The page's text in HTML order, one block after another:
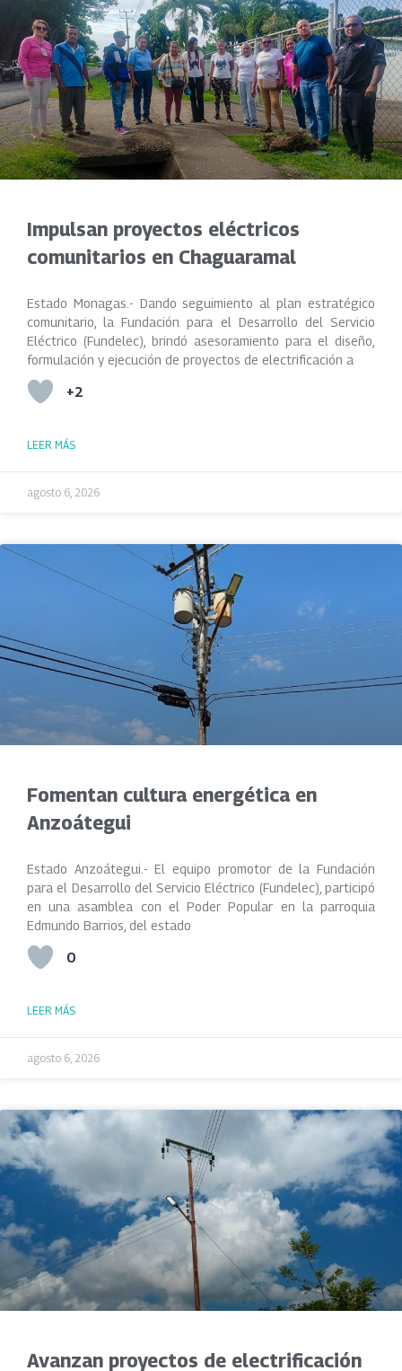
Impulsan proyectos eléctricos
comunitarios en Chaguaramal
Estado Monagas.- Dando seguimiento al plan estratégico
comunitario, la Fundación para el Desarrollo del Servicio
Eléctrico (Fundelec), brindó asesoramiento para el diseño,
formulación y ejecución de proyectos de electrificación a
+2
LEER MÁS
agosto 6, 2026
Fomentan cultura energética en
Anzoátegui
Estado Anzoátegui.- El equipo promotor de la Fundación
para el Desarrollo del Servicio Eléctrico (Fundelec), participó
en una asamblea con el Poder Popular en la parroquia
Edmundo Barrios, del estado
0
LEER MÁS
agosto 6, 2026
Avanzan proyectos de electrificación